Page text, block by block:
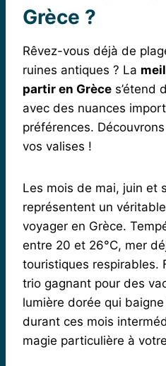
Grèce ?
Rêvez-vous déjà de
ruines antiques ? La
partir en Grèce s’étend
avec des nuances
préférences.
vos valises !
Les mois de mai, juin et
représentent un
voyager en Grèce.
entre 20 et 26°C, mer
touristiques respirables.
trio gagnant pour des
lumière dorée qui
durant ces mois
magie particulière à